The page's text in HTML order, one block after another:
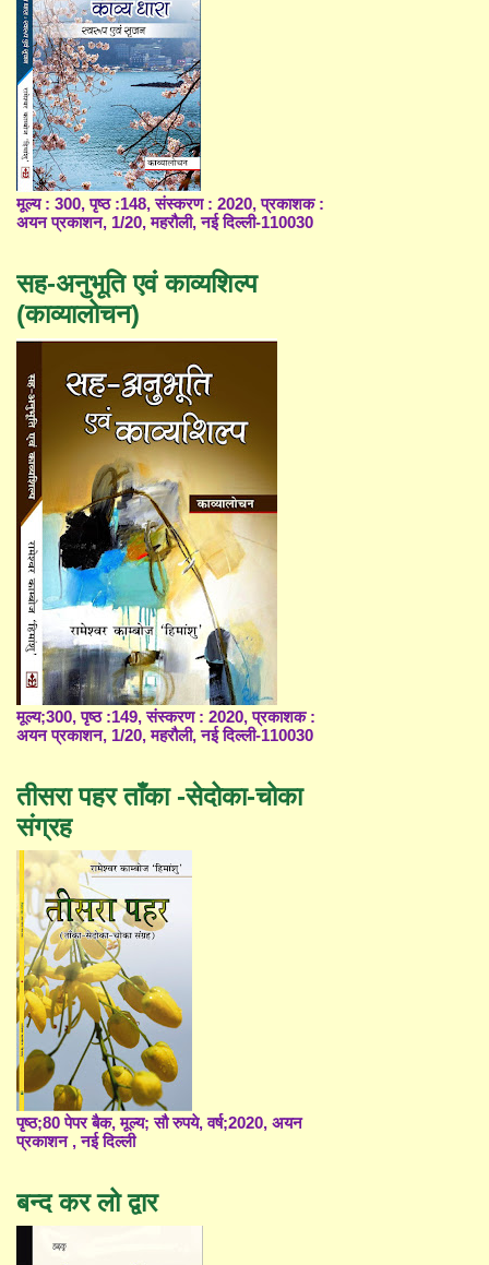
मूल्य : 300, पृष्ठ :148, संस्करण : 2020, प्रकाशक :
अयन प्रकाशन, 1/20, महरौली, नई दिल्ली-110030
सह-अनुभूति एवं काव्यशिल्प
(काव्यालोचन)
मूल्य;300, पृष्ठ :149, संस्करण : 2020, प्रकाशक :
अयन प्रकाशन, 1/20, महरौली, नई दिल्ली-110030
तीसरा पहर ताँका -सेदोका-चोका
संग्रह
पृष्ठ;80 पेपर बैक, मूल्य; सौ रुपये, वर्ष;2020, अयन
प्रकाशन , नई दिल्ली
बन्द कर लो द्वार